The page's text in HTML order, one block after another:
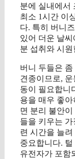
분에 실내에서
최소 1시간 이
다. 특히 버니
있어 더운 날
분 섭취와 시
버니 두들은
견종이므로,
동이 필요합니
용을 매우 좋아
면 분리 불안
들을 키우는
련 시간을 늘
중요합니다.
유전자가 포함